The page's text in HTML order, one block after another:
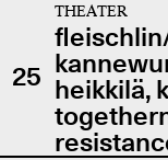
25
THEATER
heikkilä,